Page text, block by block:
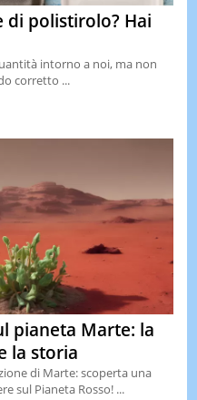
di polistirolo? Hai
intorno a noi, ma non
corretto ...
pianeta Marte: la
la storia
di Marte: scoperta una
sul Pianeta Rosso! ...